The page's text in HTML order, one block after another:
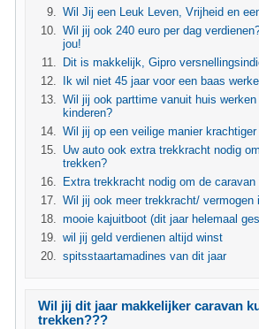
Wil Jij een Leuk Leven, Vrijheid en
Wil jij ook 240 euro per dag
jou!
Dit is makkelijk, Gipro
Ik wil niet 45 jaar voor een baas
Wil jij ook parttime vanuit huis werken
kinderen?
Wil jij op een veilige manier
Uw auto ook extra trekkracht nodig
trekken?
Extra trekkracht nodig om de
Wil jij ook meer trekkracht/ vermogen
mooie kajuitboot (dit jaar helemaal
wil jij geld verdienen altijd winst
spitsstaartamadines van dit jaar
Wil jij dit jaar makkelijker caravan
trekken???